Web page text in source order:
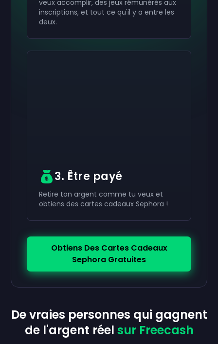
veux accomplir, des jeux rémunérés aux
inscriptions, et tout ce qu'il y a entre les
deux.
3. Être payé
Retire ton argent comme tu veux et
obtiens des cartes cadeaux Sephora !
Obtiens Des Cartes Cadeaux
Sephora Gratuites
De vraies personnes qui gagnent
de l'argent réel sur Freecash